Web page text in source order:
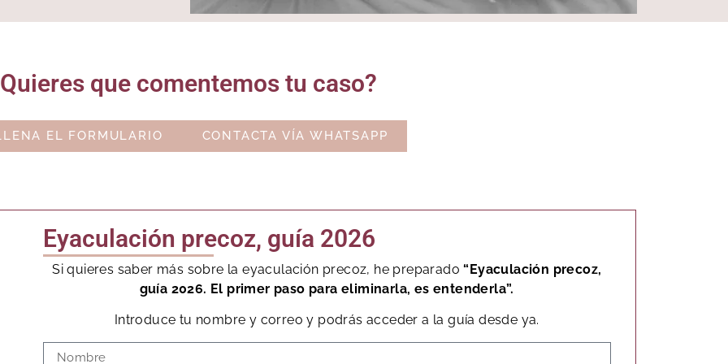
que comentemos tu caso?
EL FORMULARIO CONTACTA VÍA WHATSAPP
Eyaculación precoz, guía 2026
Si quieres saber más sobre la eyaculación precoz, he preparado“Eyaculación precoz,
guía 2026. El primer paso para eliminarla, es entenderla”.
Introduce tu nombre y correo y podrás acceder a la guía desde ya.